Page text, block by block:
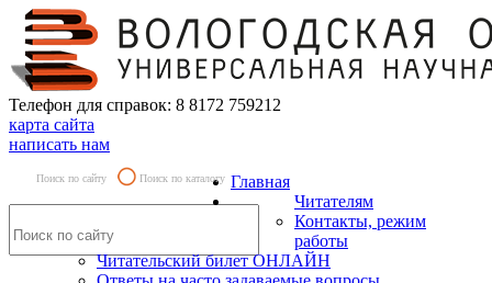
Телефон для справок: 8 8172 759212
карта сайта
написать нам
Поиск по сайту Поиск по каталогу Главная
Читателям
Контакты, режим
работы
Читательский билет ОНЛАЙН